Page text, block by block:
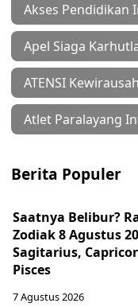
Akses Pendidikan
Apel Siaga
ATENSI
Atlet Paralayang
Berita Populer
Saatnya Belibur?
Zodiak 8 Agustus
Sagitarius,
Pisces
7 Agustus 2026